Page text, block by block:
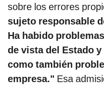
sobre los errores
sujeto responsable
Ha habido
de vista del Estado
como también
empresa." Esa